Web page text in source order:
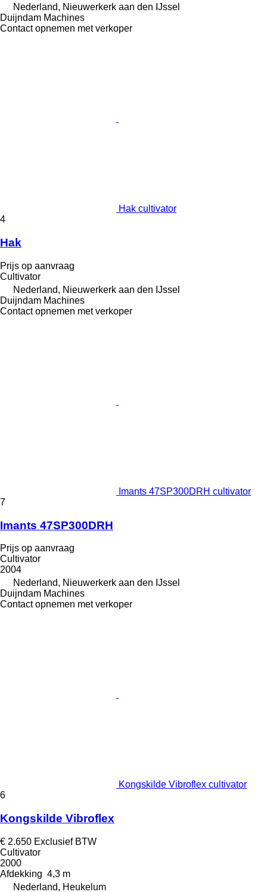
Nederland, Nieuwerkerk aan den IJssel
Duijndam Machines
Contact opnemen met verkoper
Hak cultivator
4
Hak
Prijs op aanvraag
Cultivator
Nederland, Nieuwerkerk aan den IJssel
Duijndam Machines
Contact opnemen met verkoper
Imants 47SP300DRH cultivator
7
Imants 47SP300DRH
Prijs op aanvraag
Cultivator
2004
Nederland, Nieuwerkerk aan den IJssel
Duijndam Machines
Contact opnemen met verkoper
Kongskilde Vibroflex cultivator
6
Kongskilde Vibroflex
€ 2.650 Exclusief BTW
Cultivator
2000
Afdekking 4,3 m
Nederland, Heukelum